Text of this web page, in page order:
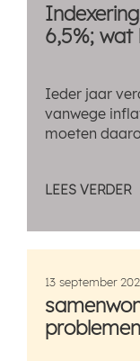
6,5%;
Ieder jaar
vanwege
moeten
LEES VERDER
13 september